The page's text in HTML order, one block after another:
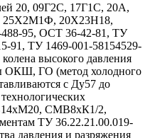
20, 09Г2С, 17Г1С, 20А,
20Х23Н18,
95, ОСТ 36-42-81, ТУ
91, ТУ 1469-001-58154529-
высокого давления
ОКШ, ГО (метод холодного
с Ду57 до
СМВ8хК1/2,
ТУ 36.22.21.00.019-
давления и разряжения